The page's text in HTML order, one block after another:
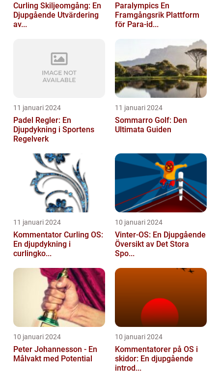
Curling Skiljeomgång: En
Djupgående Utvärdering
av...
Paralympics En
Framgångsrik Plattform
för Para-id...
11 januari 2024
Padel Regler: En
Djupdykning i Sportens
Regelverk
11 januari 2024
Sommarro Golf: Den
Ultimata Guiden
11 januari 2024
Kommentator Curling OS:
En djupdykning i
curlingko...
10 januari 2024
Vinter-OS: En Djupgående
Översikt av Det Stora
Spo...
10 januari 2024
Peter Johannesson - En
Målvakt med Potential
10 januari 2024
Kommentatorer på OS i
skidor: En djupgående
introd...